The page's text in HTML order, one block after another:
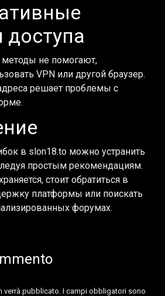
методы не помогают,
VPN или другой браузер.
решает проблемы с
в slon18.to можно устранить
простым рекомендациям.
стоит обратиться в
платформы или поискать
форумах.
verrà pubblicato. I campi obbligatori sono